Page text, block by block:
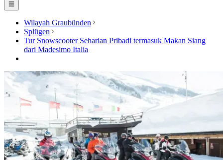
Wilayah Graubünden
Splügen
Tur Snowscooter Seharian Pribadi termasuk Makan Siang
dari Madesimo Italia